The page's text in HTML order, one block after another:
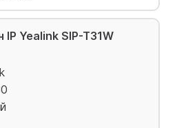
IP Yealink SIP-T31W